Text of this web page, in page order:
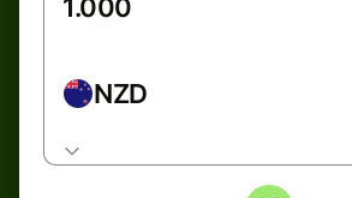
NZD